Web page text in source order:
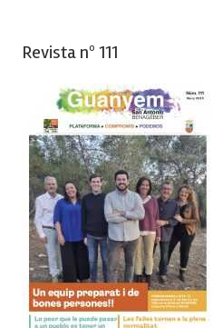
Revista nº 111